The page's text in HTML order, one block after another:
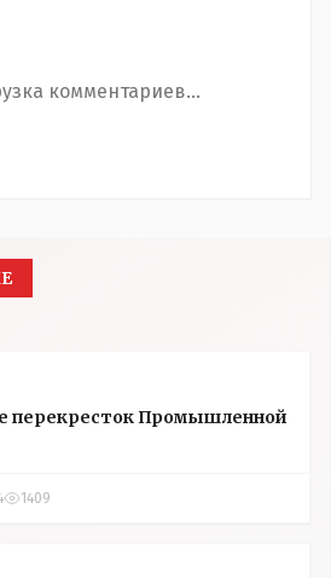
комментариев...
перекресток Промышленной
1409